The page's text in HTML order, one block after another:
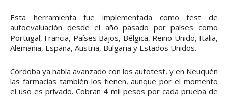
Esta herramienta fue implementada como test de
autoevaluación desde el año pasado por países como
Portugal, Francia, Países Bajos, Bélgica, Reino Unido, Italia,
Alemania, España, Austria, Bulgaria y Estados Unidos.
Córdoba ya había avanzado con los autotest, y en Neuquén
las farmacias también los tienen, aunque por el momento
el uso es privado. Cobran 4 mil pesos por cada prueba de